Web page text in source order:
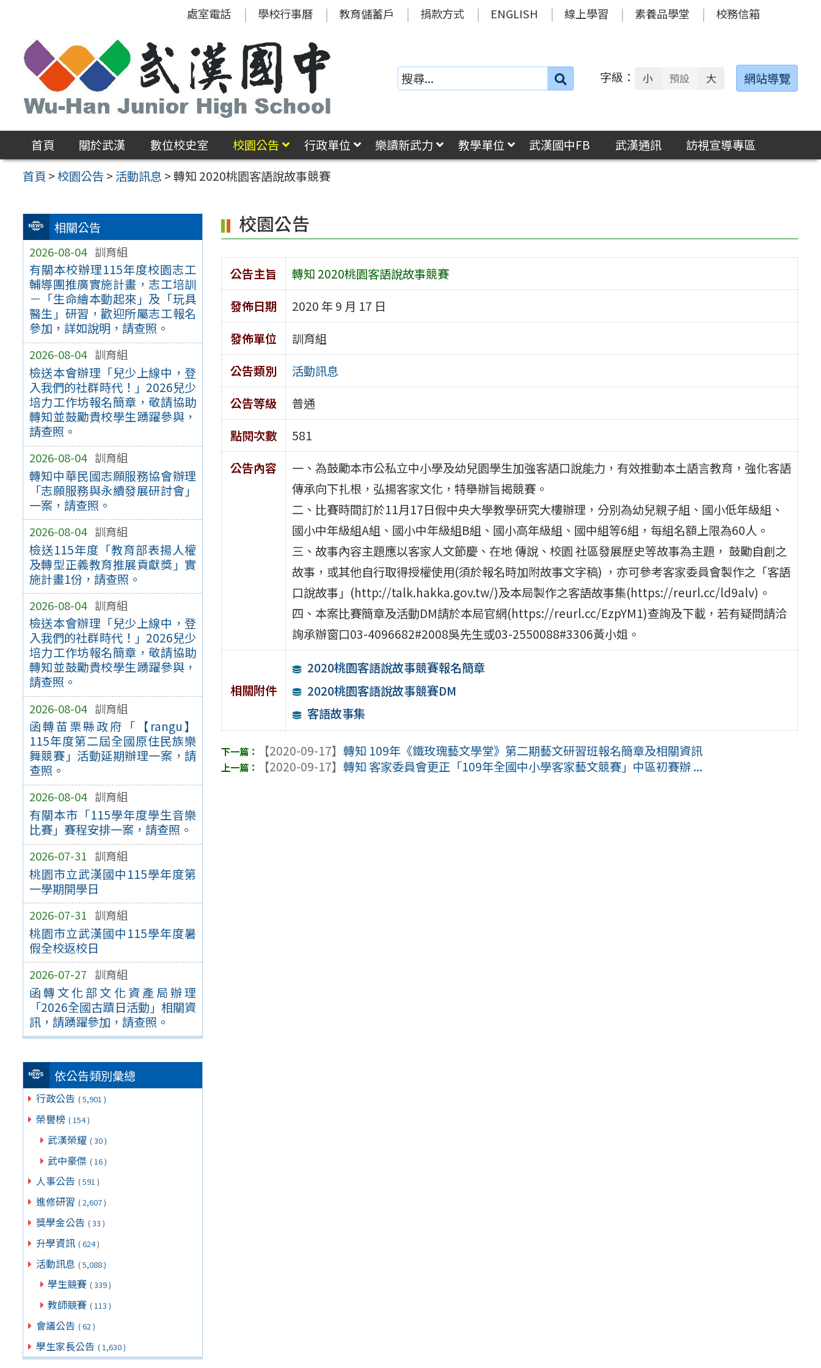
區
處室電話 學校行事曆 教育儲蓄戶 捐款方式 ENGLISH 線上學習 素養品學堂 校務信箱
搜
字級： 小 預設 大 網站導覽
首頁 關於武漢 數位校史室 校園公告 行政單位 樂讀新武力 教學單位 武漢國中FB 武漢通訊
訪視宣導專區
首頁 >校園公告 > 活動訊息 >轉知 2020桃園客語說故事競賽
相關公告
2026-08-04 訓育組
有關本校辦理115年度校園志工
輔導團推廣實施計畫，志工培訓
－「生命繪本動起來」及「玩具
醫生」研習，歡迎所屬志工報名
參加，詳如說明，請查照。
2026-08-04 訓育組
檢送本會辦理「兒少上線中，登
入我們的社群時代！」2026兒少
培力工作坊報名簡章，敬請協助
轉知並鼓勵貴校學生踴躍參與，
請查照。
2026-08-04 訓育組
轉知中華民國志願服務協會辦理
「志願服務與永續發展研討會」
一案，請查照。
2026-08-04 訓育組
檢送115年度「教育部表揚人權
及轉型正義教育推展貢獻獎」實
施計畫1份，請查照。
2026-08-04 訓育組
檢送本會辦理「兒少上線中，登
入我們的社群時代！」2026兒少
培力工作坊報名簡章，敬請協助
轉知並鼓勵貴校學生踴躍參與，
請查照。
2026-08-04 訓育組
函轉苗栗縣政府「【rangu】
115年度第二屆全國原住民族樂
舞競賽」活動延期辦理一案，請
查照。
2026-08-04 訓育組
有關本市「115學年度學生音樂
比賽」賽程安排一案，請查照。
2026-07-31 訓育組
桃園市立武漢國中115學年度第
一學期開學日
2026-07-31 訓育組
桃園市立武漢國中115學年度暑
假全校返校日
2026-07-27 訓育組
函轉文化部文化資產局辦理
「2026全國古蹟日活動」相關資
訊，請踴躍參加，請查照。
依公告類別彙總
行政公告 ( 5,901 )
榮譽榜 ( 154 )
武漢榮耀 ( 30 )
武中豪傑 ( 16 )
人事公告 ( 591 )
進修研習 ( 2,607 )
獎學金公告 ( 33 )
升學資訊 ( 624 )
活動訊息 ( 5,088 )
學生競賽 ( 339 )
教師競賽 ( 113 )
會議公告 ( 62 )
學生家長公告 ( 1,630 )
校園公告
公告主旨
轉知 2020桃園客語說故事競賽
發佈日期
2020 年 9 月 17 日
發佈單位
訓育組
公告類別
活動訊息
公告等級
普通
點閱次數
581
公告內容
一、為鼓勵本市公私立中小學及幼兒園學生加強客語口說能力，有效推動本土語言教育，強化客語
傳承向下扎根，弘揚客家文化，特舉辦旨揭競賽。
二、比賽時間訂於11月17日假中央大學教學研究大樓辦理，分別為幼兒親子組、國小低年級組、
國小中年級組A組、國小中年級組B組、國小高年級組、國中組等6組，每組名額上限為60人。
三、故事內容主題應以客家人文節慶、在地 傳說、校園 社區發展歷史等故事為主題， 鼓勵自創之
故事，或其他自行取得授權使用(須於報名時加附故事文字稿) ，亦可參考客家委員會製作之「客語
口說故事」(http://talk.hakka.gov.tw/)及本局製作之客語故事集(https://reurl.cc/ld9alv)。
四、本案比賽簡章及活動DM請於本局官網(https://reurl.cc/EzpYM1)查詢及下載，若有疑問請洽
詢承辦窗口03-4096682#2008吳先生或03-2550088#3306黃小姐。
相關附件
2020桃園客語說故事競賽報名簡章
2020桃園客語說故事競賽DM
客語故事集
【2020-09-17】轉知 109年《鐵玫瑰藝文學堂》第二期藝文研習班報名簡章及相關資訊
【2020-09-17】轉知 客家委員會更正「109年全國中小學客家藝文競賽」中區初賽辦 ...